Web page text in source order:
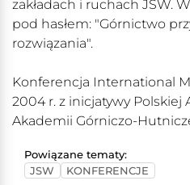
zakładach i ruchach JSW.
pod hasłem: "Górnictwo
rozwiązania".
Konferencja International
2004 r. z inicjatywy Polskiej
Akademii Górniczo-
Powiązane tematy:
JSW
KONFERENCJE